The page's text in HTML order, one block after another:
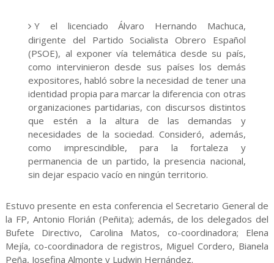
Y el licenciado Álvaro Hernando Machuca,
dirigente del Partido Socialista Obrero Español
(PSOE), al exponer vía telemática desde su país,
como intervinieron desde sus países los demás
expositores, habló sobre la necesidad de tener una
identidad propia para marcar la diferencia con otras
organizaciones partidarias, con discursos distintos
que estén a la altura de las demandas y
necesidades de la sociedad. Consideró, además,
como imprescindible, para la fortaleza y
permanencia de un partido, la presencia nacional,
sin dejar espacio vacío en ningún territorio.
Estuvo presente en esta conferencia el Secretario General de
la FP, Antonio Florián (Peñita); además, de los delegados del
Bufete Directivo, Carolina Matos, co-coordinadora; Elena
Mejía, co-coordinadora de registros, Miguel Cordero, Bianela
Peña, Josefina Almonte y Ludwin Hernández.